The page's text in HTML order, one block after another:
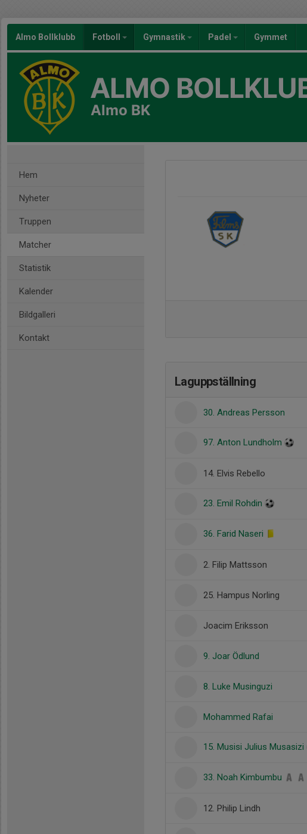
Almo Bollklubb Fotboll Gymnastik Padel Gymmet
ALMO
Almo BK
Hem
Nyheter
Truppen
Matcher
Statistik
Kalender
Bildgalleri
Kontakt
Laguppställning
30. Andreas Persson
97. Anton Lundholm
14. Elvis Rebello
23. Emil Rohdin
36. Farid Naseri
2. Filip Mattsson
25. Hampus Norling
Joacim Eriksson
9. Joar Ödlund
8. Luke Musinguzi
Mohammed Rafai
15. Musisi Julius Musasizi
33. Noah Kimbumbu
12. Philip Lindh